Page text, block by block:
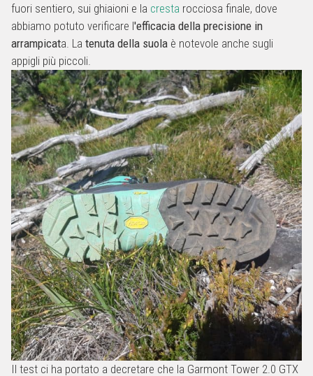
fuori sentiero, sui ghiaioni e la cresta rocciosa finale, dove
abbiamo potuto verificare l'efficacia della precisione in
arrampicata. La tenuta della suola è notevole anche sugli
appigli più piccoli.
Il test ci ha portato a decretare che la Garmont Tower 2.0 GTX